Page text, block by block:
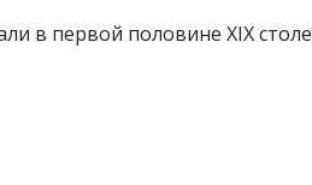
в первой половине XIX